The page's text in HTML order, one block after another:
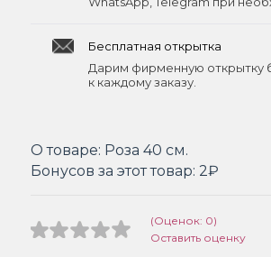
Бесплатная открытка
Дарим фирменную открытку
к каждому заказу.
О товаре: Роза 40 см.
Бонусов за этот товар: 2₽
(Оценок: 0)
Оставить оценку